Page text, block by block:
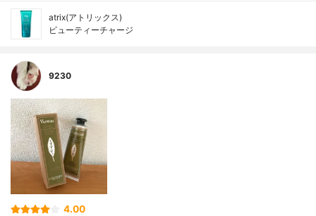
atrix(アトリックス)
ビューティーチャージ
9230
4.00